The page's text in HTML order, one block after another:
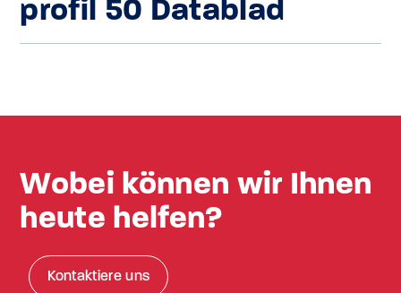
profil 50 Datablad
Wobei können wir Ihnen
heute helfen?
Kontaktiere uns